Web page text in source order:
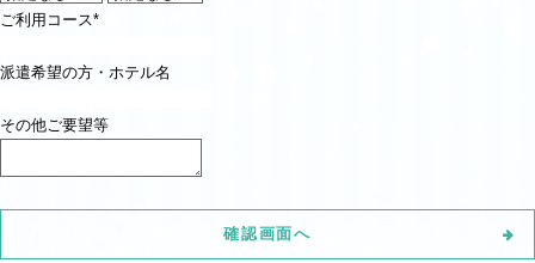
ご利用コース*
派遣希望の方・ホテル名
その他ご要望等
確認画面へ